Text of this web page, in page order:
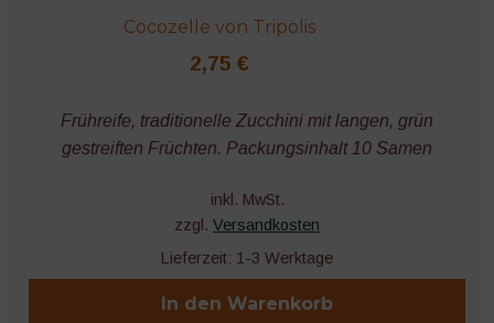
Cocozelle von Tripolis
2,75 €
Frühreife, traditionelle Zucchini mit langen, grün
gestreiften Früchten. Packungsinhalt 10 Samen
inkl. MwSt.
zzgl. Versandkosten
Lieferzeit: 1-3 Werktage
In den Warenkorb